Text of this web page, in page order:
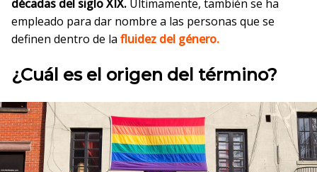
décadas del siglo XIX. Últimamente, también se ha
empleado para dar nombre a las personas que se
definen dentro de la fluidez del género.
¿Cuál es el origen del término?